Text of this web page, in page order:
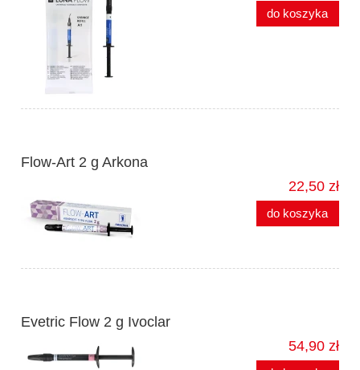
do koszyka
Flow-Art 2 g Arkona
22,50 zł
do koszyka
Evetric Flow 2 g Ivoclar
54,90 zł